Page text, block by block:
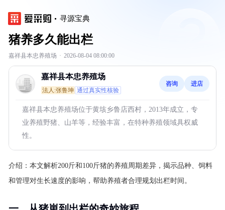
寻源宝典
猪养多久能出栏
嘉祥县本忠养殖场 · 2026-08-04 08:00:00
嘉祥县本忠养殖场
法人:张鲁坤 通过真实性核验
咨询 进店
嘉祥县本忠养殖场位于黄垓乡鲁店西村，2013年成立，专
业养殖野猪、山羊等，经验丰富，在特种养殖领域具权威
性。
介绍： 本文解析200斤和100斤猪的养殖周期差异，揭示品种、饲料
和管理对生长速度的影响，帮助养殖者合理规划出栏时间。